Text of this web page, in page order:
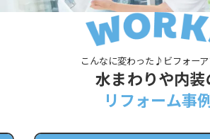
こんなに変わった♪ビフォー
水まわりや内装
リフォーム事